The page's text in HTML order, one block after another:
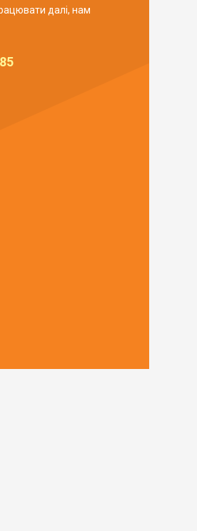
далі, нам